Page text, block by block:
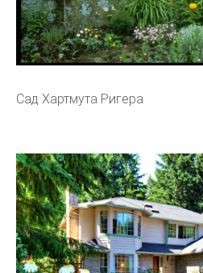
Сад Хартмута Ригера